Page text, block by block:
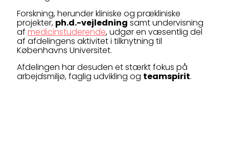
Forskning, herunder kliniske og prækliniske
projekter, ph.d.-vejledning samt undervisning
af medicinstuderende, udgør en væsentlig del
af afdelingens aktivitet i tilknytning til
Københavns Universitet.
Afdelingen har desuden et stærkt fokus på
arbejdsmiljø, faglig udvikling og teamspirit.